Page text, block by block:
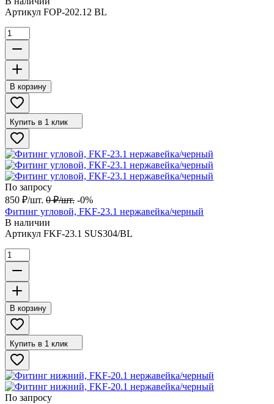
Артикул FOP-202.12 BL
В корзину
Купить в 1 клик
По запросу
850 ₽/шт. 0 ₽/шт. -0%
Фитинг угловой, FKF-23.1 нержавейка/черный
В наличии
Артикул FKF-23.1 SUS304/BL
В корзину
Купить в 1 клик
По запросу